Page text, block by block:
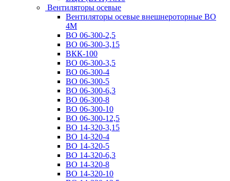
Вентиляторы осевые
Вентиляторы осевые внешнероторные ВО
4М
ВО 06-300-2,5
ВО 06-300-3,15
ВКК-100
ВО 06-300-3,5
ВО 06-300-4
ВО 06-300-5
ВО 06-300-6,3
ВО 06-300-8
ВО 06-300-10
ВО 06-300-12,5
ВО 14-320-3,15
ВО 14-320-4
ВО 14-320-5
ВО 14-320-6,3
ВО 14-320-8
ВО 14-320-10